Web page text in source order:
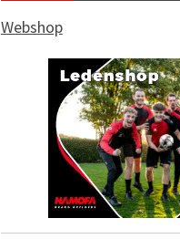
Webshop